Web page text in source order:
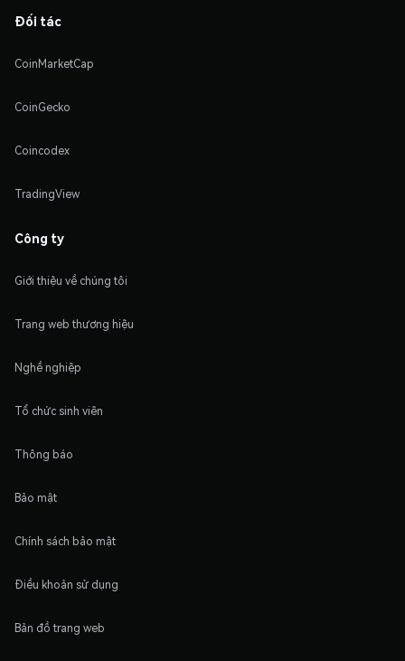
Đối tác
CoinMarketCap
CoinGecko
Coincodex
TradingView
Công ty
Giới thiệu về chúng tôi
Trang web thương hiệu
Nghề nghiệp
Tổ chức sinh viên
Thông báo
Bảo mật
Chính sách bảo mật
Điều khoản sử dụng
Bản đồ trang web